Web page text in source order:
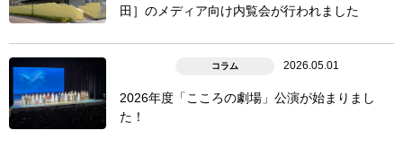
田］のメディア向け内覧会が行われました
コラム 2026.05.01
2026年度「こころの劇場」公演が始まりまし
た！